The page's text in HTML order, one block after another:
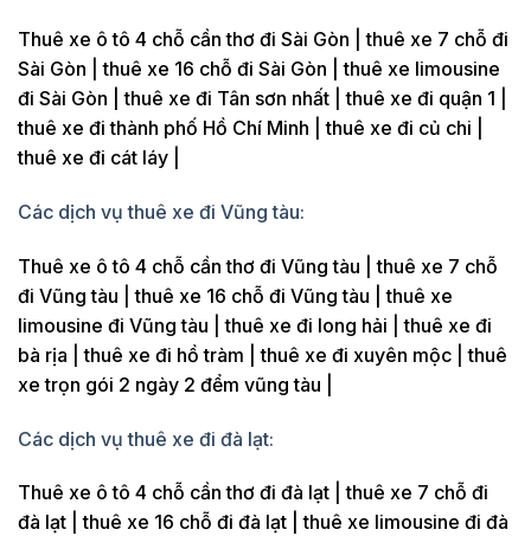
Thuê xe ô tô 4 chỗ cần thơ đi Sài Gòn | thuê xe 7 chỗ đi
Sài Gòn | thuê xe 16 chỗ đi Sài Gòn | thuê xe limousine
đi Sài Gòn | thuê xe đi Tân sơn nhất | thuê xe đi quận 1 |
thuê xe đi thành phố Hồ Chí Minh | thuê xe đi củ chi |
thuê xe đi cát láy |
Các dịch vụ thuê xe đi Vũng tàu:
Thuê xe ô tô 4 chỗ cần thơ đi Vũng tàu | thuê xe 7 chỗ
đi Vũng tàu | thuê xe 16 chỗ đi Vũng tàu | thuê xe
limousine đi Vũng tàu | thuê xe đi long hải | thuê xe đi
bà rịa | thuê xe đi hồ tràm | thuê xe đi xuyên mộc | thuê
xe trọn gói 2 ngày 2 đểm vũng tàu |
Các dịch vụ thuê xe đi đà lạt:
Thuê xe ô tô 4 chỗ cần thơ đi đà lạt | thuê xe 7 chỗ đi
đà lạt | thuê xe 16 chỗ đi đà lạt | thuê xe limousine đi đà